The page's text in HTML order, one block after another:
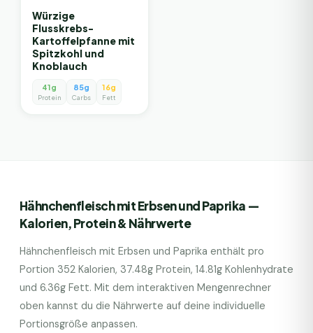
Würzige
Flusskrebs-
Kartoffelpfanne mit
Spitzkohl und
Knoblauch
41g
Protein
85g
Carbs
16g
Fett
Hähnchenfleisch mit Erbsen und Paprika —
Kalorien, Protein & Nährwerte
Hähnchenfleisch mit Erbsen und Paprika enthält pro
Portion 352 Kalorien, 37.48g Protein, 14.81g Kohlenhydrate
und 6.36g Fett. Mit dem interaktiven Mengenrechner
oben kannst du die Nährwerte auf deine individuelle
Portionsgröße anpassen.